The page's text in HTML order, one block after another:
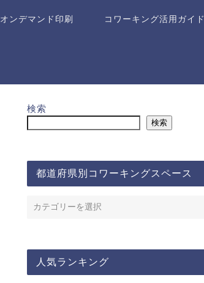
オンデマンド印刷 コワーキング活用ガイド
検索
検索
都道府県別コワーキングスペース
人気ランキング